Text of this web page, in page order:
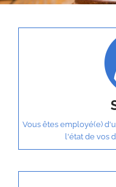
Vous êtes employé(e)
l'état de vos